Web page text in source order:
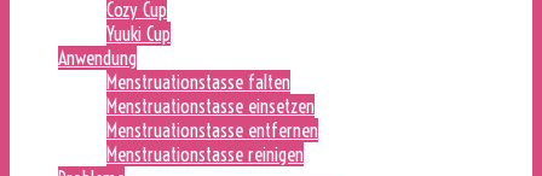
Cozy Cup
Yuuki Cup
Anwendung
Menstruationstasse falten
Menstruationstasse einsetzen
Menstruationstasse entfernen
Menstruationstasse reinigen